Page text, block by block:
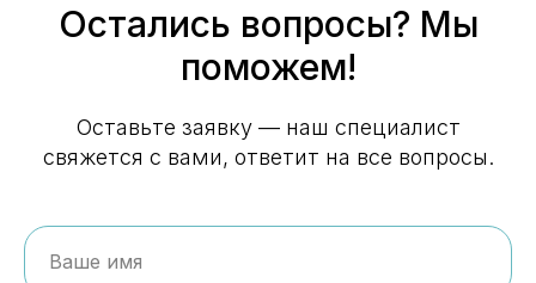
Остались вопросы? Мы
поможем!
Оставьте заявку — наш специалист
свяжется с вами, ответит на все вопросы.